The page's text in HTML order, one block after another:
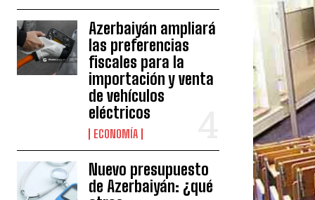
Azerbaiyán ampliará
las preferencias
fiscales para la
importación y venta
de vehículos
eléctricos
ECONOMÍA
Nuevo presupuesto
de Azerbaiyán: ¿qué